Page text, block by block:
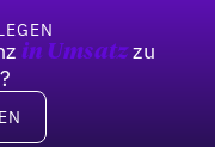
in Umsatzzu